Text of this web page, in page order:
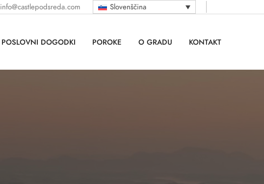
info@castlepodsreda.com Slovenščina
POSLOVNI DOGODKI POROKE O GRADU KONTAKT